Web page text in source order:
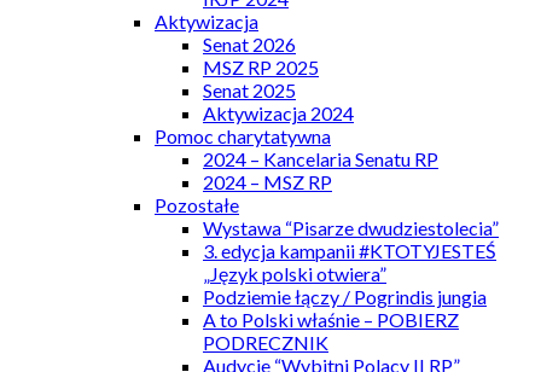
Aktywizacja
Senat 2026
MSZ RP 2025
Senat 2025
Aktywizacja 2024
Pomoc charytatywna
2024 – Kancelaria Senatu RP
2024 – MSZ RP
Pozostałe
Wystawa “Pisarze dwudziestolecia”
3. edycja kampanii #KTOTYJESTEŚ
„Język polski otwiera”
Podziemie łączy / Pogrindis jungia
A to Polski właśnie – POBIERZ
PODRECZNIK
Audycje “Wybitni Polacy II RP”